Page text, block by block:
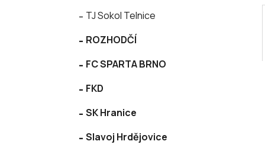
TJ Sokol Telnice
ROZHODČÍ
FC SPARTA BRNO
FKD
SK Hranice
Slavoj Hrdějovice